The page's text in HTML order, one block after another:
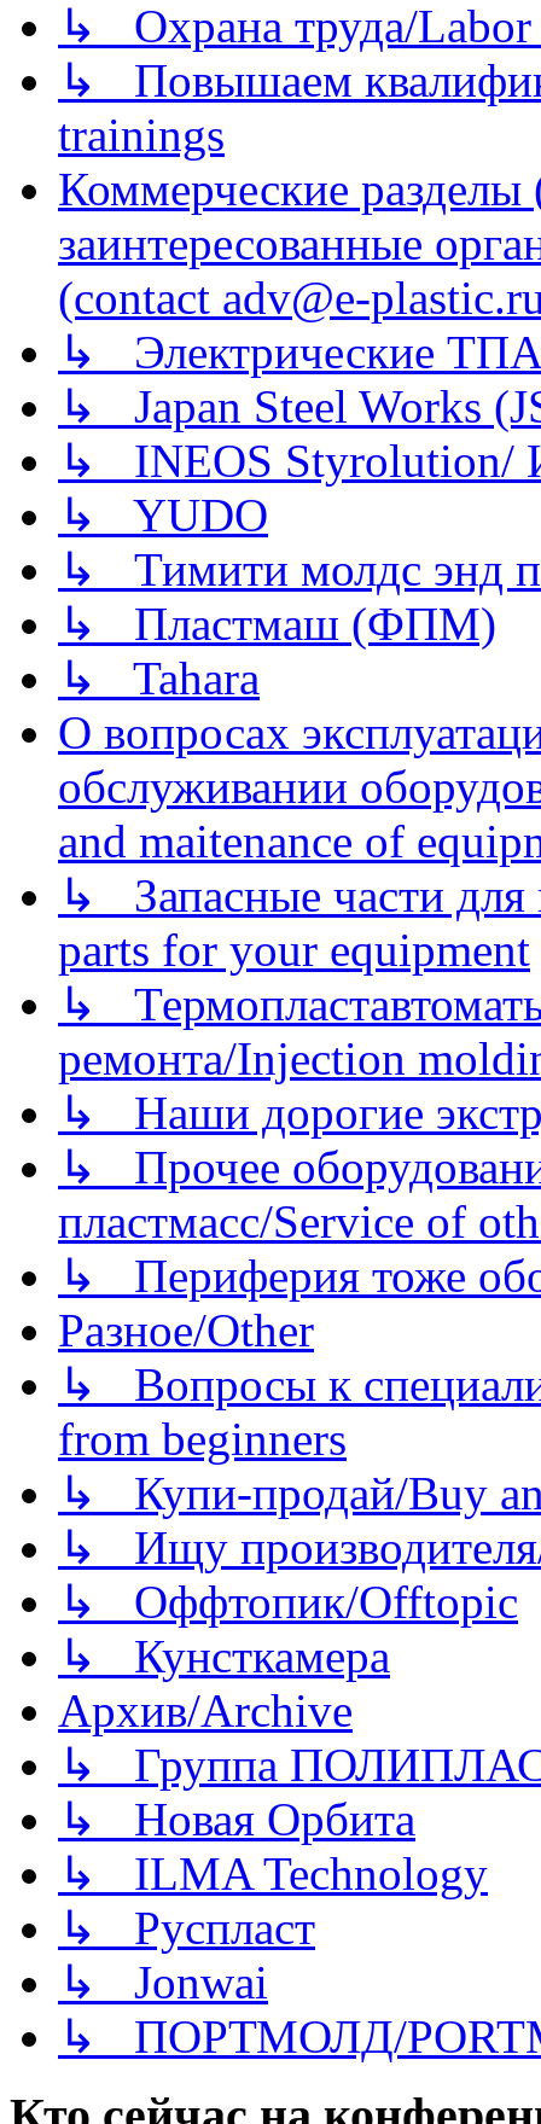
↳ Охрана труда/Labor
↳ Повышаем
trainings
Коммерческие
заинтересованные
(contact adv@e-
↳ Электрические
↳ Japan Steel Works
↳ INEOS
↳ YUDO
↳ Тимити молдс энд
↳ Пластмаш (ФПМ)
↳ Tahara
О вопросах
обслуживании
and maitenance of
↳ Запасные части для
parts for your equipment
↳
ремонта/Injection
↳ Наши дорогие
↳ Прочее
пластмасс/Service of
↳ Периферия тоже
Разное/Other
↳ Вопросы к
from beginners
↳ Купи-продай/Buy
↳ Ищу
↳ Оффтопик/Offtopic
↳ Кунсткамера
Архив/Archive
↳ Группа
↳ Новая Орбита
↳ ILMA Technology
↳ Руспласт
↳ Jonwai
↳ ПОРТМОЛД/